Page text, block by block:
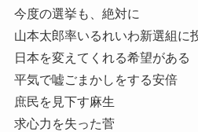
今度の選挙も、絶対に
山本太郎率いるれいわ新選組に
日本を変えてくれる希望がある
平気で嘘ごまかしをする安倍
庶民を見下す麻生
求心力を失った菅